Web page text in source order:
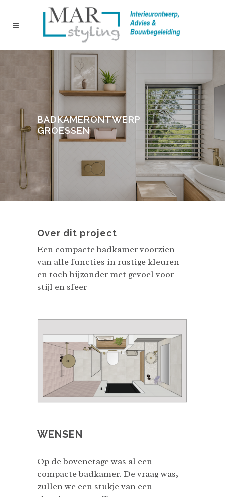
BADKAMERONTWERP
GROESSEN
Over dit project
Een compacte badkamer voorzien
van alle functies in rustige kleuren
en toch bijzonder met gevoel voor
stijl en sfeer
WENSEN
Op de bovenetage was al een
compacte badkamer. De vraag was,
zullen we een stukje van een